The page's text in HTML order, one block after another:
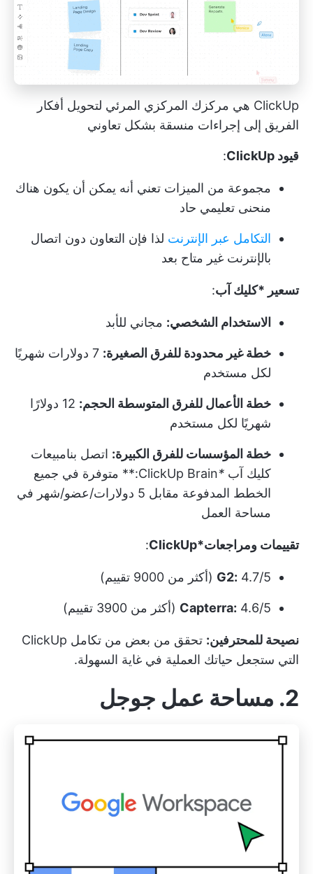
ClickUp هي مركزك المركزي المرئي لتحويل أفكار
الفريق إلى إجراءات منسقة بشكل تعاوني
قيود ClickUp :
مجموعة من الميزات تعني أنه يمكن أن يكون هناك
منحنى تعليمي حاد
التكامل عبر الإنترنت لذا فإن التعاون دون اتصال
بالإنترنت غير متاح بعد
تسعير *كليك آب:
الاستخدام الشخصي: مجاني للأبد
خطة غير محدودة للفرق الصغيرة:
7 دولارات شهريًا
لكل مستخدم
خطة الأعمال للفرق المتوسطة الحجم:
12 دولارًا
شهريًا لكل مستخدم
خطة المؤسسات للفرق الكبيرة: اتصل بنامبيعات
كليك آب *
ClickUp Brain:** متوفرة في جميع
الخطط المدفوعة مقابل 5 دولارات/عضو/شهر في
مساحة العمل
تقييمات ومراجعات*ClickUp :
G2: 4.7/5 (أكثر من 9000 تقييم)
Capterra: 4.6/5 (أكثر من 3900 تقييم)
نصيحة للمحترفين: تحقق من بعض من تكامل ClickUp
التي ستجعل حياتك العملية في غاية السهولة.
2. مساحة عمل جوجل